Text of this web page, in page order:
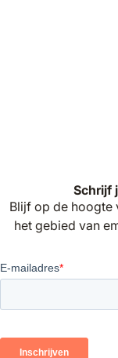
Schrijf
Blijf op de hoogte
het gebied van